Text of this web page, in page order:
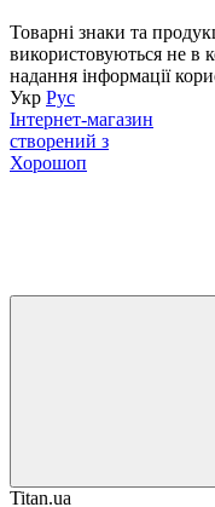
Товарні знаки та
використовуються не в
надання інформації
Укр Рус
Інтернет-магазин
створений з
Хорошоп
Titan.ua